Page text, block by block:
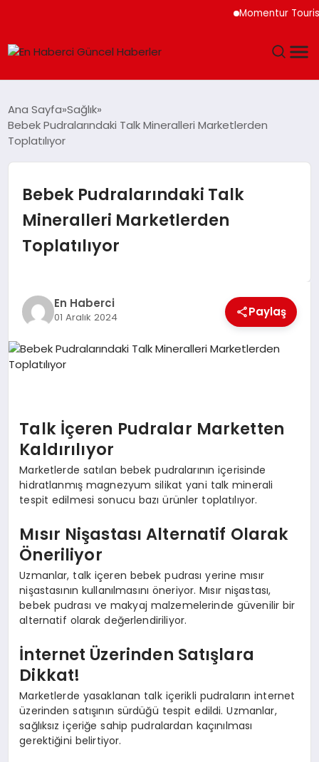
Momentur
SPOR
MAGAZIN
EKONOMI
EĞITIM
Ana Sayfa Sağlık
Bebek Pudralarındaki Talk Mineralleri Marketlerden
Toplatılıyor
Bebek Pudralarındaki Talk
Mineralleri Marketlerden
Toplatılıyor
En Haberci
01 Aralık 2024 Paylaş
Talk İçeren Pudralar Marketten
Kaldırılıyor
Marketlerde satılan bebek pudralarının içerisinde
hidratlanmış magnezyum silikat yani talk minerali
tespit edilmesi sonucu bazı ürünler toplatılıyor.
Mısır Nişastası Alternatif Olarak
Öneriliyor
Uzmanlar, talk içeren bebek pudrası yerine mısır
nişastasının kullanılmasını öneriyor. Mısır nişastası,
bebek pudrası ve makyaj malzemelerinde güvenilir bir
alternatif olarak değerlendiriliyor.
İnternet Üzerinden Satışlara
Dikkat!
Marketlerde yasaklanan talk içerikli pudraların internet
üzerinden satışının sürdüğü tespit edildi. Uzmanlar,
sağlıksız içeriğe sahip pudralardan kaçınılması
gerektiğini belirtiyor.